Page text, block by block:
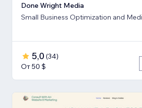
Done Wright Media
Small Business Optimization and
5,0 (34)
От 50 $